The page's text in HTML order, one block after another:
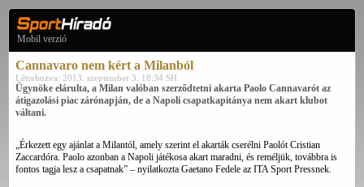
Mobil verzió
Cannavaro nem kért a Milanból
Létrehozva: 2013. szeptember 3. 18:34 SH
Ügynöke elárulta, a Milan valóban szerződtetni akarta Paolo Cannavarót az
átigazolási piac zárónapján, de a Napoli csapatkapitánya nem akart klubot
váltani.
„Érkezett egy ajánlat a Milantól, amely szerint el akarták cserélni Paolót Cristian
Zaccardóra. Paolo azonban a Napoli játékosa akart maradni, és reméljük, továbbra is
fontos tagja lesz a csapatnak” – nyilatkozta Gaetano Fedele az ITA Sport Pressnek.